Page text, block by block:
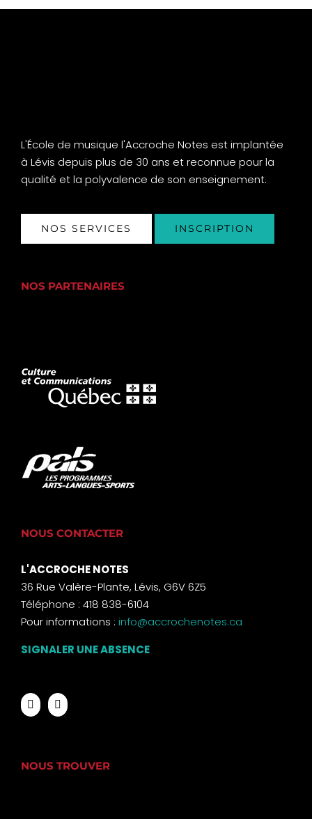
L'École de musique l'Accroche Notes est implantée
à Lévis depuis plus de 30 ans et reconnue pour la
qualité et la polyvalence de son enseignement.
NOS SERVICES INSCRIPTION
NOS PARTENAIRES
NOUS CONTACTER
L'ACCROCHE NOTES
36 Rue Valère-Plante, Lévis, G6V 6Z5
Téléphone : 418 838-6104
Pour informations : info@accrochenotes.ca
SIGNALER UNE ABSENCE
NOUS TROUVER